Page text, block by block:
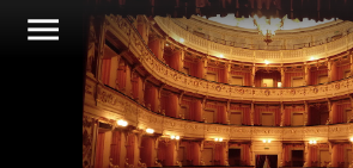
menu